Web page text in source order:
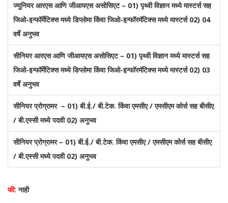
ज्युनियर आरएस आणि जीआयएस असोसिएट– 01) पृथ्वी विज्ञान मध्ये मास्टर्स सह
जिओ-इन्फॉर्मेटिक्स मध्ये डिप्लोमा किंवा जिओ-इन्फॉरमॅटिक्स मध्ये मास्टर्स 02) 04
वर्षे अनुभव
सीनियर आरएस आणि जीआयएस असोसिएट– 01) पृथ्वी विज्ञान मध्ये मास्टर्स सह
जिओ-इन्फॉर्मेटिक्स मध्ये डिप्लोमा किंवा जिओ-इन्फॉरमॅटिक्स मध्ये मास्टर्स 02) 03
वर्षे अनुभव
सीनियर प्रोग्रामर– 01) बी.ई./ बी.टेक. किंवा एमसीए / एमसीएम कोर्स सह बीसीए
/ बी.एस्सी मध्ये पदवी 02) अनुभव
सीनियर प्रोग्रामर– 01) बी.ई./ बी.टेक. किंवा एमसीए / एमसीएम कोर्स सह बीसीए
/ बी.एस्सी मध्ये पदवी 02) अनुभव
फी: नाही